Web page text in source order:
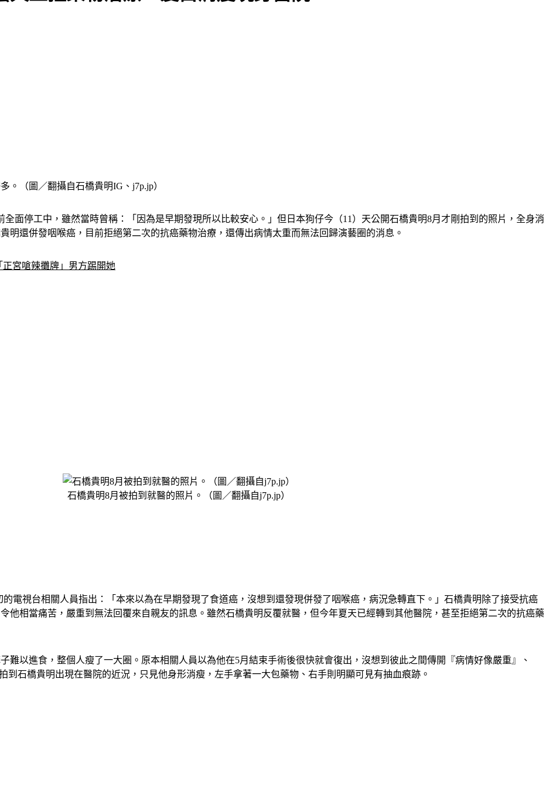
。（圖／翻攝自石橋貴明IG、j7p.jp）
面停工中，雖然當時曾稱：「因為是早期發現所以比較安心。」但日本狗仔今（11）天公開石橋貴明8月才剛拍到的照片，全身消
明還併發咽喉癌，目前拒絕第二次的抗癌藥物治療，還傳出病情太重而無法回歸演藝圈的消息。
正宮嗆辣攤牌」男方踢開她
石橋貴明8月被拍到就醫的照片。（圖／翻攝自j7p.jp）
電視台相關人員指出：「本來以為在早期發現了食道癌，沒想到還發現併發了咽喉癌，病況急轉直下。」石橋貴明除了接受抗癌
他相當痛苦，嚴重到無法回覆來自親友的訊息。雖然石橋貴明反覆就醫，但今年夏天已經轉到其他醫院，甚至拒絕第二次的抗癌藥
難以進食，整個人瘦了一大圈。原本相關人員以為他在5月結束手術後很快就會復出，沒想到彼此之間傳開『病情好像嚴重』、
到石橋貴明出現在醫院的近況，只見他身形消瘦，左手拿著一大包藥物、右手則明顯可見有抽血痕跡。